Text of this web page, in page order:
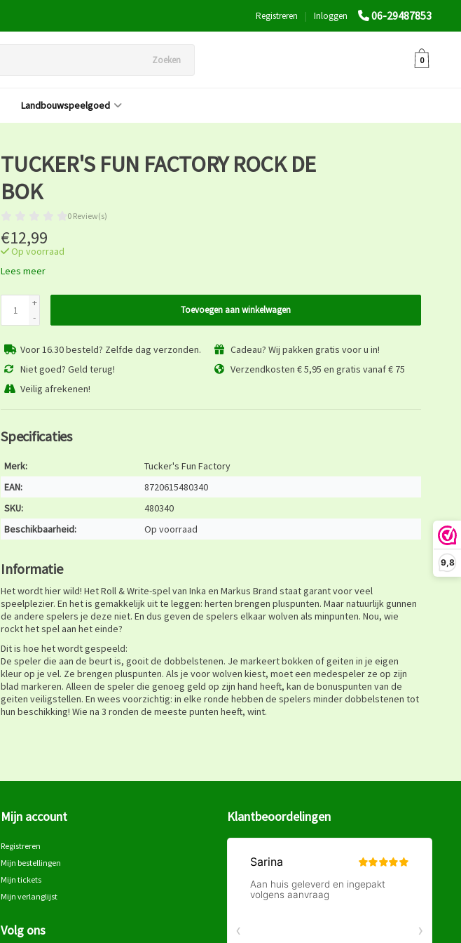
9,8
06-29487853
Inloggen
|
Registreren
Zoeken 0
Landbouwspeelgoed
TUCKER'S FUN FACTORY ROCK DE
BOK
0 Review(s)
€12,99
Op voorraad
Lees meer
+
-
Toevoegen aan winkelwagen
Voor 16.30 besteld? Zelfde dag verzonden.
Cadeau? Wij pakken gratis voor u in!
Niet goed? Geld terug!
Verzendkosten € 5,95 en gratis vanaf € 75
Veilig afrekenen!
Specificaties
Merk:
Tucker's Fun Factory
EAN:
8720615480340
SKU:
480340
Beschikbaarheid:
Op voorraad
Informatie
Het wordt hier wild! Het Roll & Write-spel van Inka en Markus Brand staat garant voor veel
speelplezier. En het is gemakkelijk uit te leggen: herten brengen pluspunten. Maar natuurlijk gunnen
de andere spelers je deze niet. En dus geven de spelers elkaar wolven als minpunten. Nou, wie
rockt het spel aan het einde?
Dit is hoe het wordt gespeeld:
De speler die aan de beurt is, gooit de dobbelstenen. Je markeert bokken of geiten in je eigen
kleur op je vel. Ze brengen pluspunten. Als je voor wolven kiest, moet een medespeler ze op zijn
blad markeren. Alleen de speler die genoeg geld op zijn hand heeft, kan de bonuspunten van de
geiten veiligstellen. En wees voorzichtig: in elke ronde hebben de spelers minder dobbelstenen tot
hun beschikking! Wie na 3 ronden de meeste punten heeft, wint.
Mijn account
Registreren
Mijn bestellingen
Mijn tickets
Mijn verlanglijst
Volg ons
Klantbeoordelingen